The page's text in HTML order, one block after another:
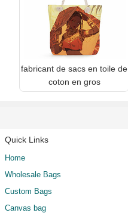
fabricant de sacs en toile de
coton en gros
Quick Links
Home
Wholesale Bags
Custom Bags
Canvas bag